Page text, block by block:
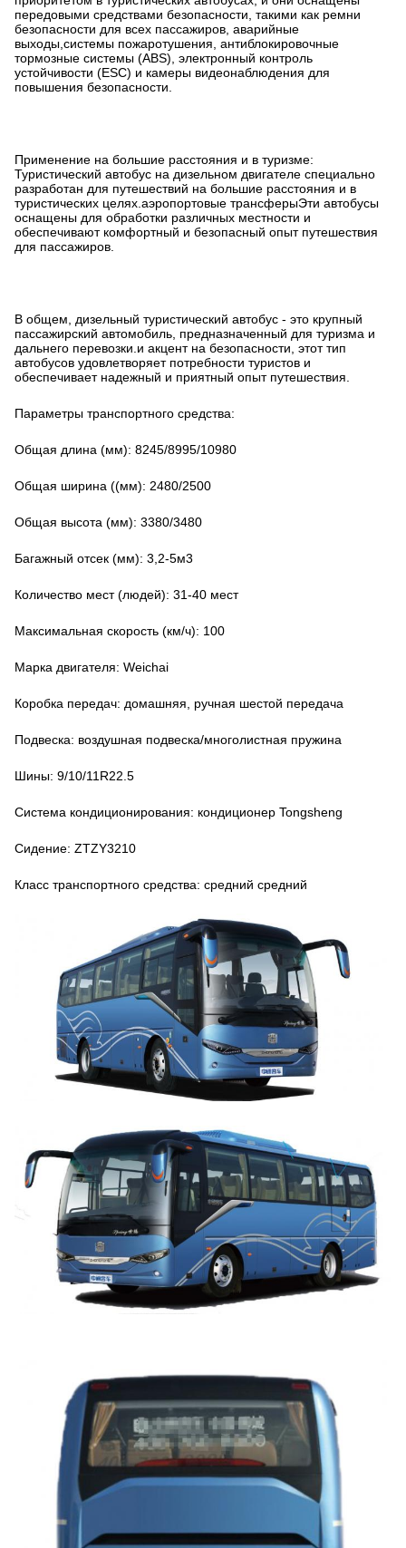
передовыми средствами безопасности, такими как ремни
безопасности для всех пассажиров, аварийные
выходы,системы пожаротушения, антиблокировочные
тормозные системы (ABS), электронный контроль
устойчивости (ESC) и камеры видеонаблюдения для
повышения безопасности.
Применение на большие расстояния и в туризме:
Туристический автобус на дизельном двигателе специально
разработан для путешествий на большие расстояния и в
туристических целях.аэропортовые трансферыЭти автобусы
оснащены для обработки различных местности и
обеспечивают комфортный и безопасный опыт путешествия
для пассажиров.
В общем, дизельный туристический автобус - это крупный
пассажирский автомобиль, предназначенный для туризма и
дальнего перевозки.и акцент на безопасности, этот тип
автобусов удовлетворяет потребности туристов и
обеспечивает надежный и приятный опыт путешествия.
Параметры транспортного средства:
Общая длина (мм): 8245/8995/10980
Общая ширина ((мм): 2480/2500
Общая высота (мм): 3380/3480
Багажный отсек (мм): 3,2-5м3
Количество мест (людей): 31-40 мест
Максимальная скорость (км/ч): 100
Марка двигателя: Weichai
Коробка передач: домашняя, ручная шестой передача
Подвеска: воздушная подвеска/многолистная пружина
Шины: 9/10/11R22.5
Система кондиционирования: кондиционер Tongsheng
Сидение: ZTZY3210
Класс транспортного средства: средний средний